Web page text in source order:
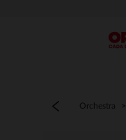
Menú
Orchestra